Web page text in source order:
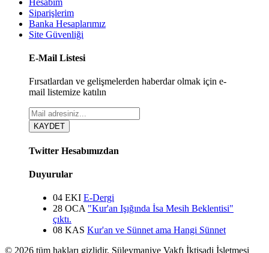
Hesabım
Siparişlerim
Banka Hesaplarımız
Site Güvenliği
E-Mail Listesi
Fırsatlardan ve gelişmelerden haberdar olmak için e-
mail listemize katılın
Twitter Hesabımızdan
Duyurular
04 EKI E-Dergi
28 OCA "Kur'an Işığında İsa Mesih Beklentisi"
çıktı.
08 KAS Kur'an ve Sünnet ama Hangi Sünnet
© 2026 tüm hakları gizlidir. Süleymaniye Vakfı İktisadi İşletmesi